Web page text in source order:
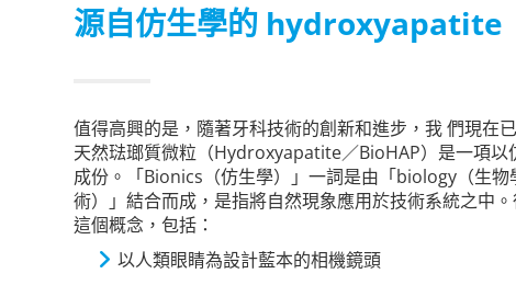
源自仿生學的 hydroxyapatite
值得高興的是，隨著牙科技術的創新和進步，我 們現在
天然琺瑯質微粒（Hydroxyapatite／BioHAP）是一項
成份。「Bionics（仿生學）」一詞是由「biology（生
術）」結合而成，是指將自然現象應用於技術系統之中
這個概念，包括：
以人類眼睛為設計藍本的相機鏡頭